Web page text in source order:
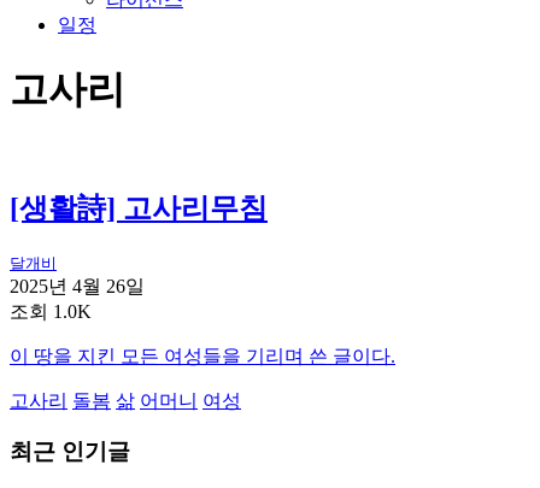
일정
고사리
[생활詩] 고사리무침
달개비
2025년 4월 26일
조회 1.0K
이 땅을 지킨 모든 여성들을 기리며 쓴 글이다.
고사리 돌봄 삶 어머니 여성
최근 인기글